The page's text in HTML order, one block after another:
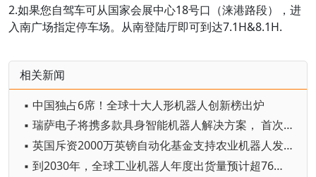
2.如果您自驾车可从国家会展中心18号口（涞港路段），进
入南广场指定停车场。从南登陆厅即可到达7.1H&8.1H.
相关新闻
▪ 中国独占6席！全球十大人形机器人创新榜出炉
▪ 瑞萨电子将携多款具身智能机器人解决方案， 首次亮相2026中国具身智能机器人产业大会
▪ 英国斥资2000万英镑自动化基金支持农业机器人发展
▪ 到2030年，全球工业机器人年度出货量预计超76万台